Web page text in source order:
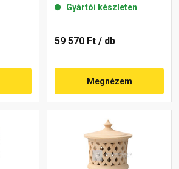
Gyártói készleten
59 570 Ft / db
Megnézem